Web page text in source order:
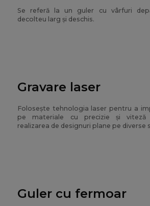
Se referă la un guler cu vârfuri
decolteu larg și deschis.
Gravare laser
Folosește tehnologia laser pentru a
pe materiale cu precizie și viteză
realizarea de designuri plane pe diverse
Guler cu fermoar